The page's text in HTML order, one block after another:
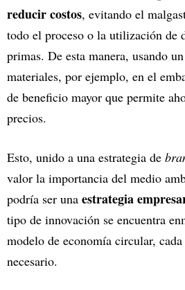
reducir costos, evitando el
todo el proceso o la utilización de
primas. De esta manera, usando
materiales, por ejemplo, en el
de beneficio mayor que permite
precios.
Esto, unido a una estrategia de
valor la importancia del medio
podría ser una estrategia
tipo de innovación se encuentra
modelo de economía circular,
necesario.